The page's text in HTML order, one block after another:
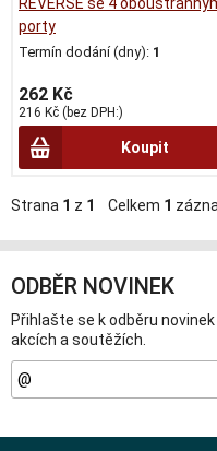
porty
Termín dodání (dny): 1
262 Kč
216 Kč (bez DPH:)
Koupit
Strana 1 z 1 Celkem 1
ODBĚR NOVINEK
Přihlašte se k odběru
akcích a soutěžích.